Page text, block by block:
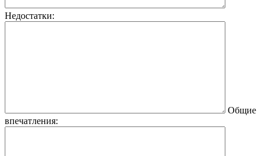
Недостатки:
Общие
впечатления: